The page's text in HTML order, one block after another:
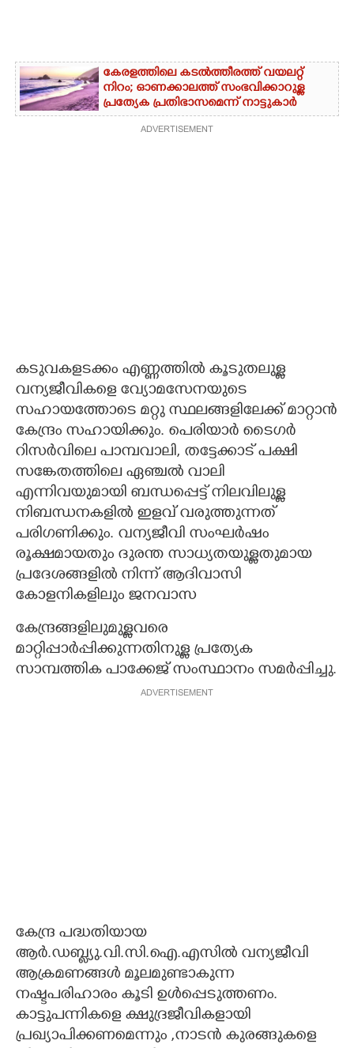
കേരളത്തിലെ കടൽത്തീരത്ത് വയലറ്റ്
നിറം; ഓണക്കാലത്ത് സംഭവിക്കാറുള്ള
പ്രത്യേക പ്രതിഭാസമെന്ന് നാട്ടുകാർ
ADVERTISEMENT
കടുവകളടക്കം എണ്ണത്തിൽ കൂടുതലുള്ള
വന്യജീവികളെ വ്യോമസേനയുടെ
സഹായത്തോടെ മറ്റു സ്ഥലങ്ങളിലേക്ക് മാറ്റാൻ
കേന്ദ്രം സഹായിക്കും. പെരിയാർ ടൈഗർ
റിസർവിലെ പാമ്പവാലി, തട്ടേക്കാട് പക്ഷി
സങ്കേതത്തിലെ ഏഞ്ചൽ വാലി
എന്നിവയുമായി ബന്ധപ്പെട്ട് നിലവിലുള്ള
നിബന്ധനകളിൽ ഇളവ് വരുത്തുന്നത്
പരിഗണിക്കും. വന്യജീവി സംഘർഷം
രൂക്ഷമായതും ദുരന്ത സാധ്യതയുള്ളതുമായ
പ്രദേശങ്ങളിൽ നിന്ന് ആദിവാസി
കോളനികളിലും ജനവാസ
കേന്ദ്രങ്ങളിലുമുള്ളവരെ
മാറ്റിപ്പാർപ്പിക്കുന്നതിനുള്ള പ്രത്യേക
സാമ്പത്തിക പാക്കേജ് സംസ്ഥാനം സമർപ്പിച്ചു.
ADVERTISEMENT
കേന്ദ്ര പദ്ധതിയായ
ആർ.ഡബ്ല്യു.വി.സി.ഐ.എസിൽ വന്യജീവി
ആക്രമണങ്ങൾ മൂലമുണ്ടാകുന്ന
നഷ്ടപരിഹാരം കൂടി ഉൾപ്പെടുത്തണം.
കാട്ടുപന്നികളെ ക്ഷുദ്രജീവികളായി
പ്രഖ്യാപിക്കണമെന്നും ,നാടൻ കുരങ്ങുകളെ